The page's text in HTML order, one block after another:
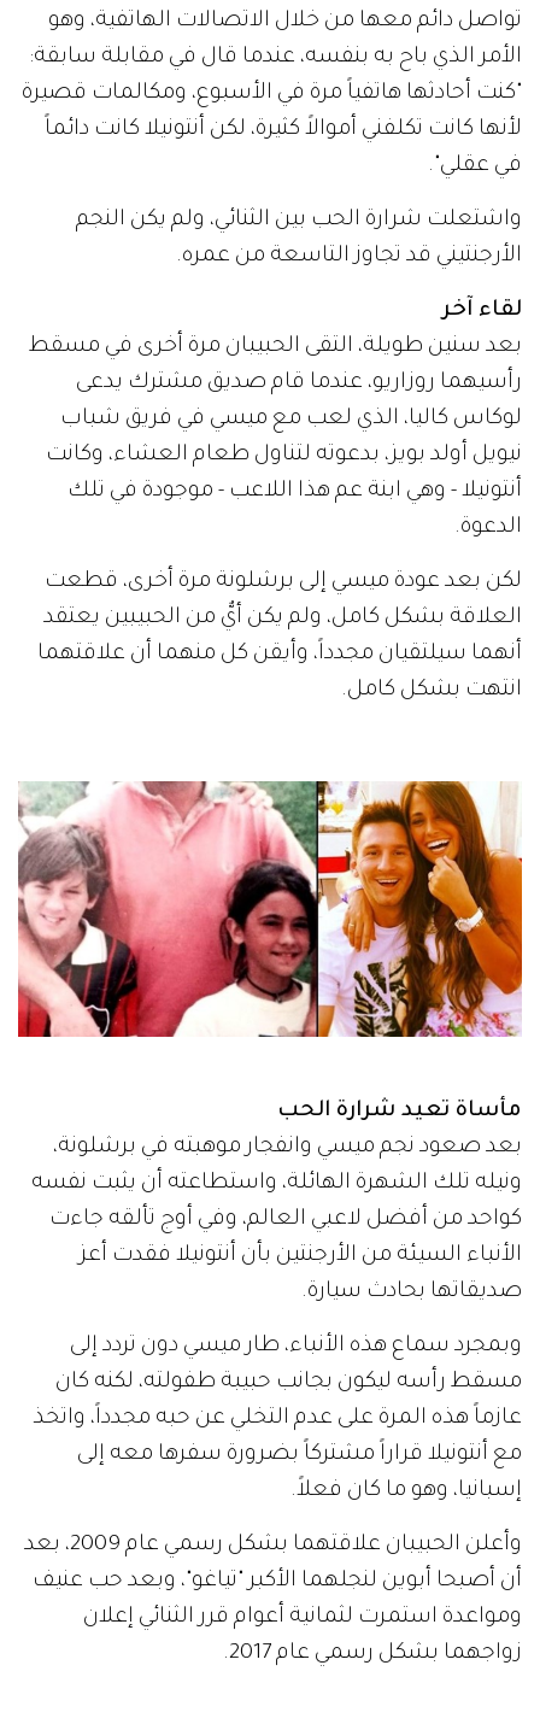
تواصل دائم معها من خلال الاتصالات الهاتفية، وهو
الأمر الذي باح به بنفسه، عندما قال في مقابلة سابقة:
"كنت أحادثها هاتفياً مرة في الأسبوع، ومكالمات قصيرة
لأنها كانت تكلفني أموالاً كثيرة، لكن أنتونيلا كانت دائماً
في عقلي".
واشتعلت شرارة الحب بين الثنائي، ولم يكن النجم
الأرجنتيني قد تجاوز التاسعة من عمره.
لقاء آخر
بعد سنين طويلة، التقى الحبيبان مرة أخرى في مسقط
رأسيهما روزاريو، عندما قام صديق مشترك يدعى
لوكاس كاليا، الذي لعب مع ميسي في فريق شباب
نيويل أولد بويز، بدعوته لتناول طعام العشاء، وكانت
أنتونيلا - وهي ابنة عم هذا اللاعب - موجودة في تلك
الدعوة.
لكن بعد عودة ميسي إلى برشلونة مرة أخرى، قطعت
العلاقة بشكل كامل، ولم يكن أيٌّ من الحبيبين يعتقد
أنهما سيلتقيان مجدداً، وأيقن كل منهما أن علاقتهما
انتهت بشكل كامل.
مأساة تعيد شرارة الحب
بعد صعود نجم ميسي وانفجار موهبته في برشلونة،
ونيله تلك الشهرة الهائلة، واستطاعته أن يثبت نفسه
كواحد من أفضل لاعبي العالم، وفي أوج تألقه جاءت
الأنباء السيئة من الأرجنتين بأن أنتونيلا فقدت أعز
صديقاتها بحادث سيارة.
وبمجرد سماع هذه الأنباء، طار ميسي دون تردد إلى
مسقط رأسه ليكون بجانب حبيبة طفولته، لكنه كان
عازماً هذه المرة على عدم التخلي عن حبه مجدداً، واتخذ
مع أنتونيلا قراراً مشتركاً بضرورة سفرها معه إلى
إسبانيا، وهو ما كان فعلاً.
وأعلن الحبيبان علاقتهما بشكل رسمي عام 2009، بعد
أن أصبحا أبوين لنجلهما الأكبر "تياغو"، وبعد حب عنيف
ومواعدة استمرت لثمانية أعوام قرر الثنائي إعلان
زواجهما بشكل رسمي عام 2017.